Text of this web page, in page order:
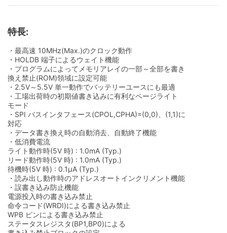
特長:
・最高速 10MHz(Max.)のクロック動作
・HOLDB 端子によるウェイト機能
・プログラムによってメモリアレイの一部～全部を書き
換え禁止(ROM)領域に設定可能
・2.5V～5.5V 単一動作でバッテリーユースにも最適
・工場出荷時の初期値書き込みに有利なページライト
モード
・SPI バスインタフェース(CPOL,CPHA)=(0,0)、(1,1)に
対応
・データ書き換え時の自動消去、自動終了機能
・低消費電流
ライト動作時(5V 時) : 1.0mA (Typ.)
リード動作時(5V 時) : 1.0mA (Typ.)
待機時(5V 時) : 0.1μA (Typ.)
・読み出し動作時のアドレスオートインクリメント機能
・誤書き込み防止機能
電源投入時の書き込み禁止
命令コード(WRDI)による書き込み禁止
WPB ピンによる書き込み禁止
ステータスレジスタ(BP1,BP0)による